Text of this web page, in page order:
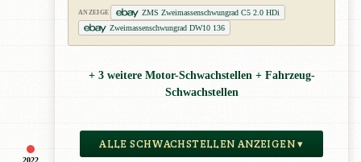
ANZEIGE
ZMS Zweimassenschwungrad C5 2.0 HDi
Zweimassenschwungrad DW10 136
+ 3 weitere Motor-Schwachstellen + Fahrzeug-
Schwachstellen
ALLE SCHWACHSTELLEN ANZEIGEN ▾